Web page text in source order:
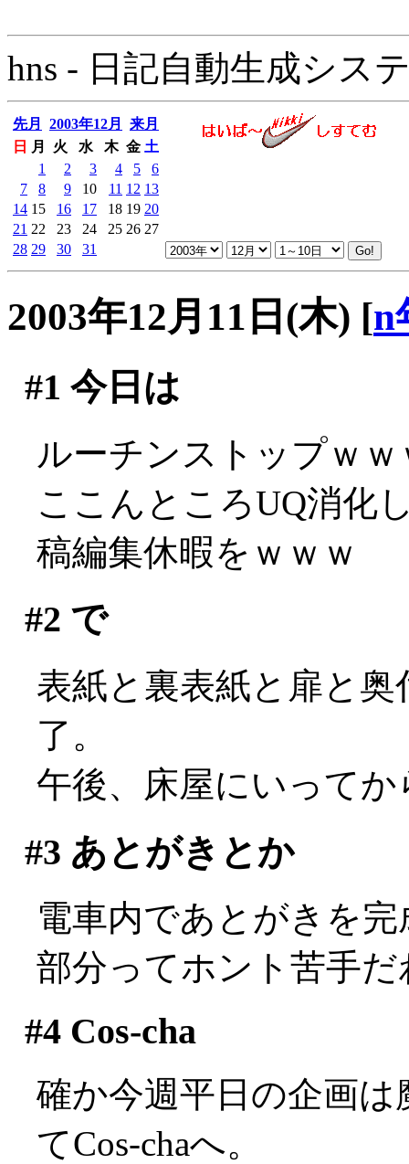
hns - 日記自動生成シス
先月 2003年12月
来月
日
月 火 水 木 金 土
1
2 3 4 5
6
7
8 9 10 11 12 13
14 15 16 17 18 19 20
21 22 23 24 25 26 27
28 29 30 31
2003年12月11日(木) [n
#1 今日は
ルーチンストップｗｗ
ここんところUQ消化
稿編集休暇をｗｗｗ
#2 で
表紙と裏表紙と扉と
了。
午後、床屋にいって
#3 あとがきとか
電車内であとがきを
部分ってホント苦手だ
#4Cos-cha
確か今週平日の企画
てCos-chaへ。